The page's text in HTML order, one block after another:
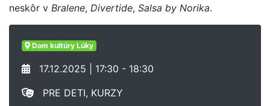
neskôr v Bralene, Divertide, Salsa by Norika.
Dom kultúry Lúky
17.12.2025 | 17:30 - 18:30
PRE DETI, KURZY